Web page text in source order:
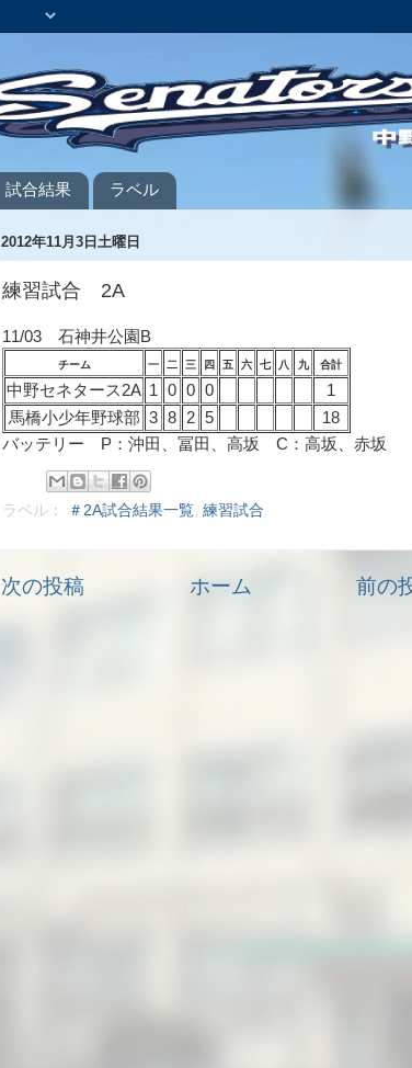
試合結果 ラベル
2012年11月3日土曜日
練習試合 2A
11/03 石神井公園B
チーム 一 二 三 四 五 六 七 八 九 合計
中野セネタース2A 1 0 0 0
1
馬橋小少年野球部 3 8 2 5
18
バッテリー P：沖田、冨田、高坂 C：高坂、赤坂
ラベル： ＃2A試合結果一覧 練習試合
次の投稿 前の
ホーム